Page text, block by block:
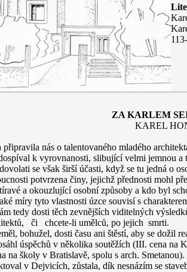
ZA KARLEM
KAREL
nás o talentovaného mladého
k vyrovnanosti, slibující velmi jemnou a
se však širší účasti, když se tu jedná o
potvrzena činy, jejichž přednosti mohl
a okouzlující osobní způsoby a kdo byl
míry tyto vlastnosti úzce souvisí s
tedy dosti těch zevnějších viditelných
či chcete-li umělců, po jejich smrti.
bohužel, dosti času ani štěstí, aby se dožil
úspěchů v několika soutěžích (III. cena na
na školy v Bratislavě, spolu s arch. Smetanou).
v Dejvicích, zůstala, dík nesnázím se